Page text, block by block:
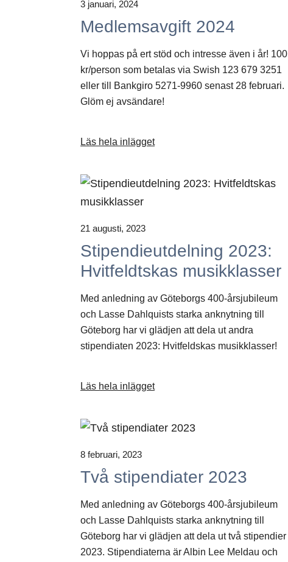
3 januari, 2024
Medlemsavgift 2024
Vi hoppas på ert stöd och intresse även i år! 100
kr/person som betalas via Swish 123 679 3251
eller till Bankgiro 5271-9960 senast 28 februari.
Glöm ej avsändare!
Läs hela inlägget
21 augusti, 2023
Stipendieutdelning 2023:
Hvitfeldtskas musikklasser
Med anledning av Göteborgs 400-årsjubileum
och Lasse Dahlquists starka anknytning till
Göteborg har vi glädjen att dela ut andra
stipendiaten 2023: Hvitfeldskas musikklasser!
Läs hela inlägget
8 februari, 2023
Två stipendiater 2023
Med anledning av Göteborgs 400-årsjubileum
och Lasse Dahlquists starka anknytning till
Göteborg har vi glädjen att dela ut två stipendier
2023. Stipendiaterna är Albin Lee Meldau och